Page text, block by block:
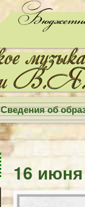
Сведения об
16 июня